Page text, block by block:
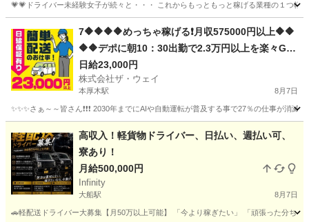
💗💗ドライバー未経験女子が続々と・・・ これからもっともっと稼げる業種の１つ軽
追浜駅 ドライバー ネットスーパー
7🔶🔶🔶🔶めっちゃ稼げる❗️月収575000円以上🔶🔶
🔶🔶デポに朝10：30出勤で2.3万円以上を楽々GE
T❗️お寝坊さん大集合🎵軽貨物ドライバー🌸🌸
日給23,000円
株式会社ザ・ウェイ
本厚木駅 8月7日
✨✨✨さぁ～～皆さん❗️❗️❗️ 2030年までにAIや自動運転が普及する事で27％の仕事が消
本厚木駅 ドライバー ネットスーパー
高収入！軽貨物ドライバー、日払い、週払い可、
寮あり！
月給500,000円
Infinity
大船駅 8月7日
🚗軽配送ドライバー大募集【月50万以上可能】 「今より稼ぎたい」 「頑張った分